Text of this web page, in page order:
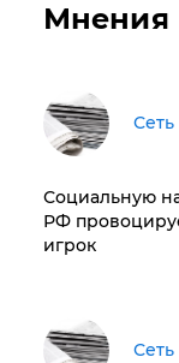
Мнения
Сеть
Социальную
РФ
игрок
Сеть